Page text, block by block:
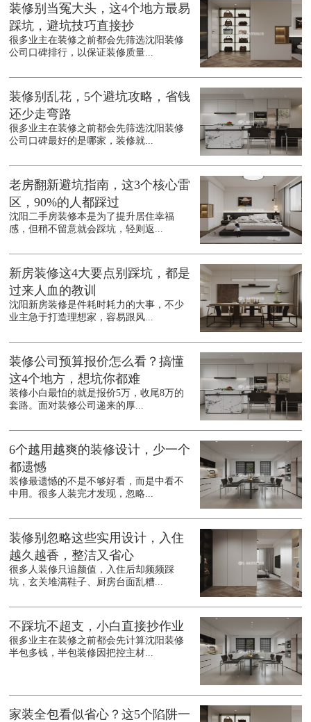
装修别当冤大头，这4个地方最易
踩坑，避坑技巧直接抄
很多业主在装修之前都会先筛选沈阳装修
公司口碑排行，以保证装修质量...
装修别乱花，5个避坑攻略，省钱
还少走弯路
很多业主在装修之前都会先筛选沈阳装修
公司口碑最好的是哪家，装修就...
老房翻新避坑指南，这3个核心雷
区，90%的人都踩过
沈阳二手房装修本是为了提升居住幸福
感，但稍不留意就会踩坑，轻则返...
新房装修这4大要点别踩坑，都是
过来人血的教训
沈阳新房装修是件耗时耗力的大事，不少
业主急于打造理想家，容易跟风...
装修公司预算报价怎么看？搞懂
这4个地方，想坑你都难
装修小白最怕的就是报价5万，收尾8万的
套路。面对装修公司递来的厚...
6个越用越爽的装修设计，少一个
都遗憾
装修最遗憾的不是不够好看，而是中看不
中用。很多人装完才发现，忽略...
装修别忽略这些实用设计，入住
越久越香，整洁又省心
很多人装修只追颜值，入住后却频频踩
坑，玄关堆满鞋子、厨房台面乱糟...
不踩坑不超支，小白直接抄作业
很多业主在装修之前都会先计算沈阳装修
半包多钱，半包装修因把控主材...
家装全包看似省心？这5个陷阱一